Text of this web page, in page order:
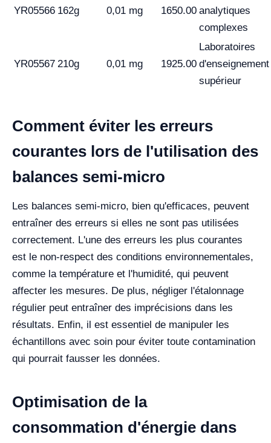
YR05566 162g 0,01 mg 1650.00 analytiques
complexes
YR05567 210g 0,01 mg 1925.00
Laboratoires
d'enseignement
supérieur
Comment éviter les erreurs
courantes lors de l'utilisation des
balances semi-micro
Les balances semi-micro, bien qu'efficaces, peuvent
entraîner des erreurs si elles ne sont pas utilisées
correctement. L'une des erreurs les plus courantes
est le non-respect des conditions environnementales,
comme la température et l'humidité, qui peuvent
affecter les mesures. De plus, négliger l'étalonnage
régulier peut entraîner des imprécisions dans les
résultats. Enfin, il est essentiel de manipuler les
échantillons avec soin pour éviter toute contamination
qui pourrait fausser les données.
Optimisation de la
consommation d'énergie dans